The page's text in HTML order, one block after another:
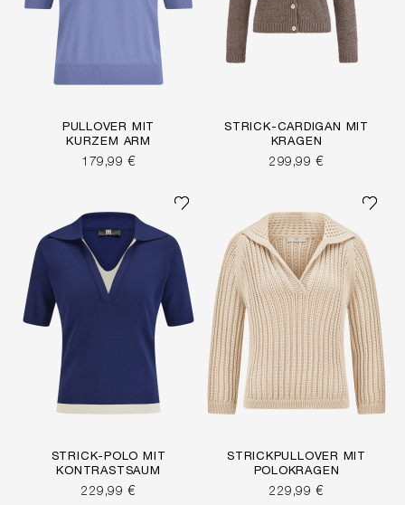
PULLOVER MIT
KURZEM ARM
179,99 €
STRICK-CARDIGAN MIT
KRAGEN
299,99 €
STRICK-POLO MIT
KONTRASTSAUM
229,99 €
STRICKPULLOVER MIT
POLOKRAGEN
229,99 €